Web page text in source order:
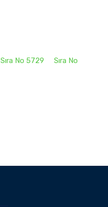
Sıra No 5729
Sıra No